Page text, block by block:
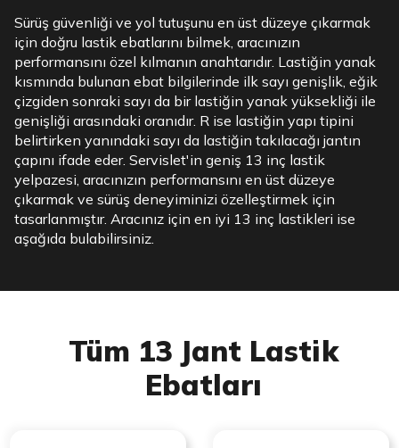
Sürüş güvenliği ve yol tutuşunu en üst düzeye çıkarmak
için doğru lastik ebatlarını bilmek, aracınızın
performansını özel kılmanın anahtarıdır. Lastiğin yanak
kısmında bulunan ebat bilgilerinde ilk sayı genişlik, eğik
çizgiden sonraki sayı da bir lastiğin yanak yüksekliği ile
genişliği arasındaki oranıdır. R ise lastiğin yapı tipini
belirtirken yanındaki sayı da lastiğin takılacağı jantın
çapını ifade eder. Servislet'in geniş 13 inç lastik
yelpazesi, aracınızın performansını en üst düzeye
çıkarmak ve sürüş deneyiminizi özelleştirmek için
tasarlanmıştır. Aracınız için en iyi 13 inç lastikleri ise
aşağıda bulabilirsiniz.
Tüm 13 Jant Lastik
Ebatları